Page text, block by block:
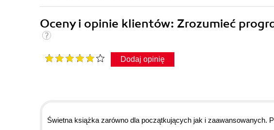
Oceny i opinie klientów: Zrozumieć
Dodaj opinię
Świetna książka zarówno dla początkujących jak i zaawansowanych.